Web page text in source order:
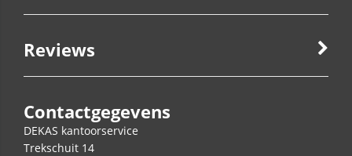
Reviews
Contactgegevens
DEKAS kantoorservice
Trekschuit 14